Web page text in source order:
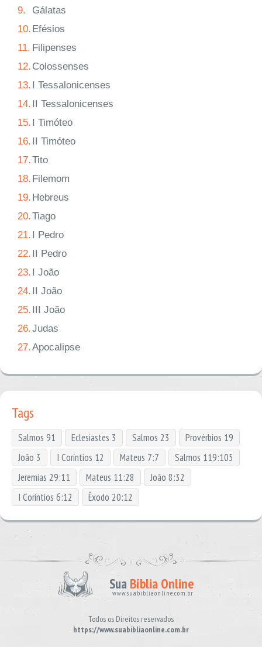
9.
Gálatas
10. Efésios
11. Filipenses
12. Colossenses
13. I Tessalonicenses
14. II Tessalonicenses
15. I Timóteo
16. II Timóteo
17.Tito
18. Filemom
19. Hebreus
20.Tiago
21. I Pedro
22. II Pedro
23. I João
24. II João
25. III João
26.Judas
27.Apocalipse
Tags
Salmos 91 Eclesiastes 3 Salmos 23
Provérbios 19
João 3
I Coríntios 12 Mateus 7:7
Salmos 119:105
Jeremias 29:11
Mateus 11:28
João 8:32
I Coríntios 6:12
Êxodo 20:12
Sua Bíblia Online
www.suabibliaonline.com.br
Todos os Direitos reservados
https://www.suabibliaonline.com.br